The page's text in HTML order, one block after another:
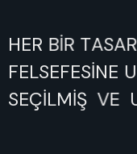
HER BİR
FELSEFESİNE
SEÇİLMİŞ VE